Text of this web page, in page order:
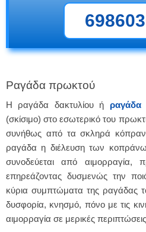
Ραγάδα πρωκτού
Η ραγάδα δακτυλίου ή ραγάδα
(σκίσιμο) στο εσωτερικό του
συνήθως από τα σκληρά
ραγάδα η διέλευση των
συνοδεύεται από αιμορραγία,
επηρεάζοντας δυσμενώς την
κύρια συμπτώματα της ραγάδας
δυσφορία, κνησμό, πόνο με τις
αιμορραγία σε μερικές